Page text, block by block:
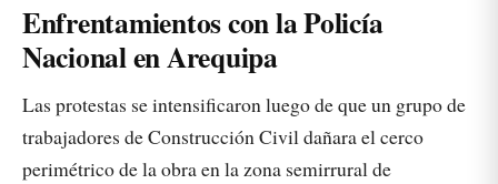
Enfrentamientos con la Policía
Nacional en Arequipa
Las protestas se intensificaron luego de que un grupo de
trabajadores de Construcción Civil dañara el cerco
perimétrico de la obra en la zona semirrural de